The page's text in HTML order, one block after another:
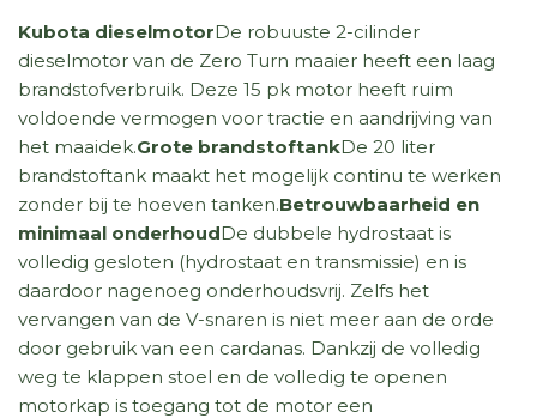
Kubota dieselmotorDe robuuste 2-cilinder
dieselmotor van de Zero Turn maaier heeft een laag
brandstofverbruik. Deze 15 pk motor heeft ruim
voldoende vermogen voor tractie en aandrijving van
het maaidek.Grote brandstoftankDe 20 liter
brandstoftank maakt het mogelijk continu te werken
zonder bij te hoeven tanken.Betrouwbaarheid en
minimaal onderhoudDe dubbele hydrostaat is
volledig gesloten (hydrostaat en transmissie) en is
daardoor nagenoeg onderhoudsvrij. Zelfs het
vervangen van de V-snaren is niet meer aan de orde
door gebruik van een cardanas. Dankzij de volledig
weg te klappen stoel en de volledig te openen
motorkap is toegang tot de motor een